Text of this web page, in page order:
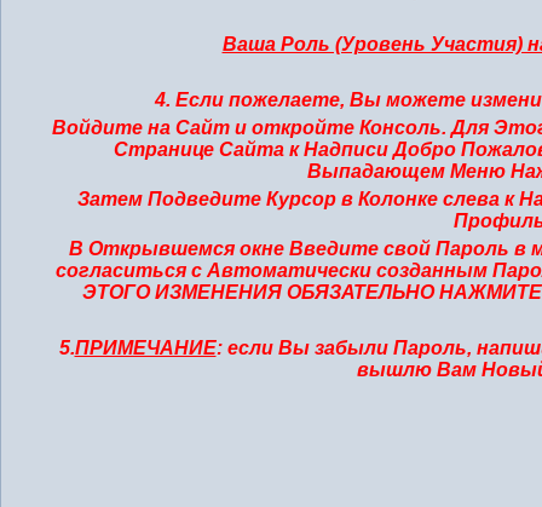
Ваша Роль (Уровень Участия)
4. Если пожелаете, Вы можете
Войдите на Сайт и откройте Консоль. Для
Странице Сайта к Надписи Добро
Выпадающем Меню
Затем Подведите Курсор в Колонке слева к
В Открывшемся окне Введите свой Пароль в
согласиться с Автоматически созданным
ЭТОГО ИЗМЕНЕНИЯ ОБЯЗАТЕЛЬНО НАЖМИТЕ
5.ПРИМЕЧАНИЕ: если Вы забыли Пароль,
вышлю Вам